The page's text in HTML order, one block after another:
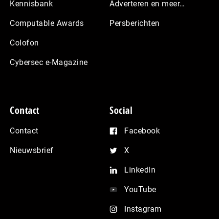
Kennisbank
Computable Awards
Colofon
Cybersec e-Magazine
Adverteren en meer…
Persberichten
Contact
Contact
Nieuwsbrief
Social
Facebook
X
LinkedIn
YouTube
Instagram